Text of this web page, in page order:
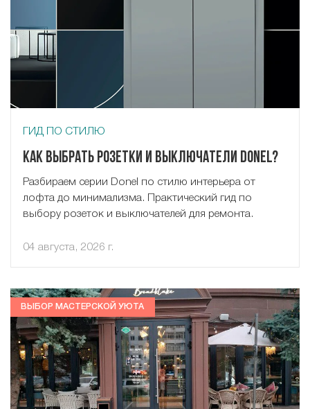
ГИД ПО СТИЛЮ
Как выбрать розетки и выключатели Donel?
Разбираем серии Donel по стилю интерьера от
лофта до минимализма. Практический гид по
выбору розеток и выключателей для ремонта.
04 августа, 2026 г.
ВЫБОР МАСТЕРСКОЙ УЮТА